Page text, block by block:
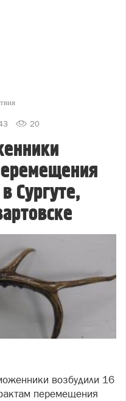
20
Сургуте,
возбудили 16
перемещения